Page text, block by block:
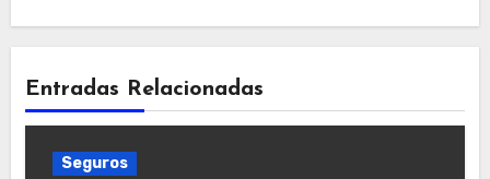
Entradas Relacionadas
Seguros